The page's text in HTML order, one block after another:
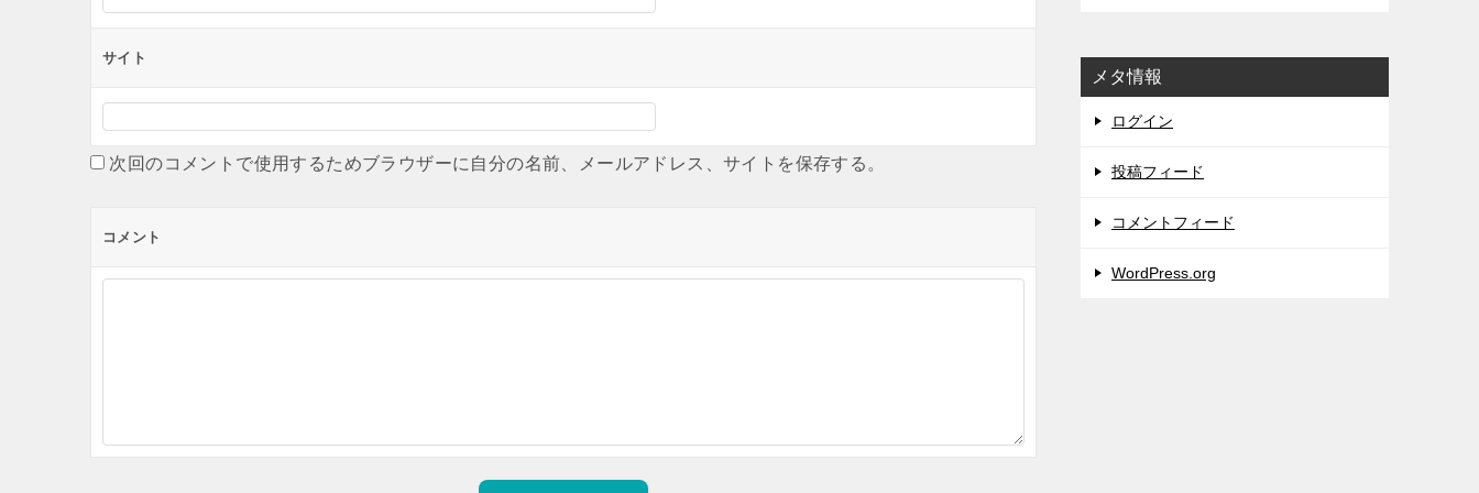
サイト
次回のコメントで使用するためブラウザーに自分の名前、メールアドレス、サイトを保存する。
コメント
メタ情報
ログイン
投稿フィード
コメントフィード
WordPress.org